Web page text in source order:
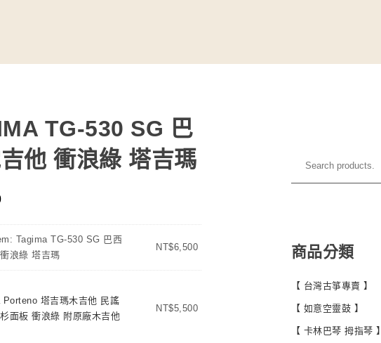
TG-530 SG 巴
他 衝浪綠 塔吉瑪
Tagima TG-530 SG 巴西
浪綠 塔吉瑪
NT$6,500
Porteno 塔吉瑪木吉他 民謠
面板 衝浪綠 附原廠木吉他
NT$5,500
商品分類
【 台灣古箏專賣 】
【 如意空靈鼓 】
【 卡林巴琴 拇指琴 】